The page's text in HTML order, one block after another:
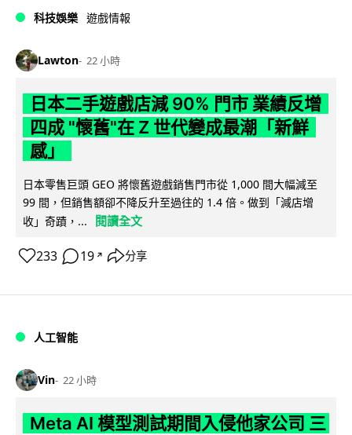
科技娛樂 遊戲情報
Lawton 22 小時
日本二手遊戲店減 90% 門市 業績反增
四成 "懷舊"在 Z 世代變成最潮「新鮮
感」
日本零售巨頭 GEO 將懷舊遊戲銷售門市從 1,000 間大幅減至
99 間，但銷售額卻不降反升至過往的 1.4 倍。做到「減店增
收」奇蹟，...
閱讀全文
233 19 ↗ 分享
人工智能
Vin 22 小時
Meta AI 模型測試期間入侵他家公司 三